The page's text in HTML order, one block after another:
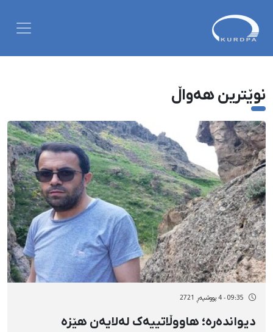
نوێترین هەواڵ
09:35 - 4 پووشپەڕ 2721
دیواندەرە؛ هاووڵاتییەک لەلایەن هێزە